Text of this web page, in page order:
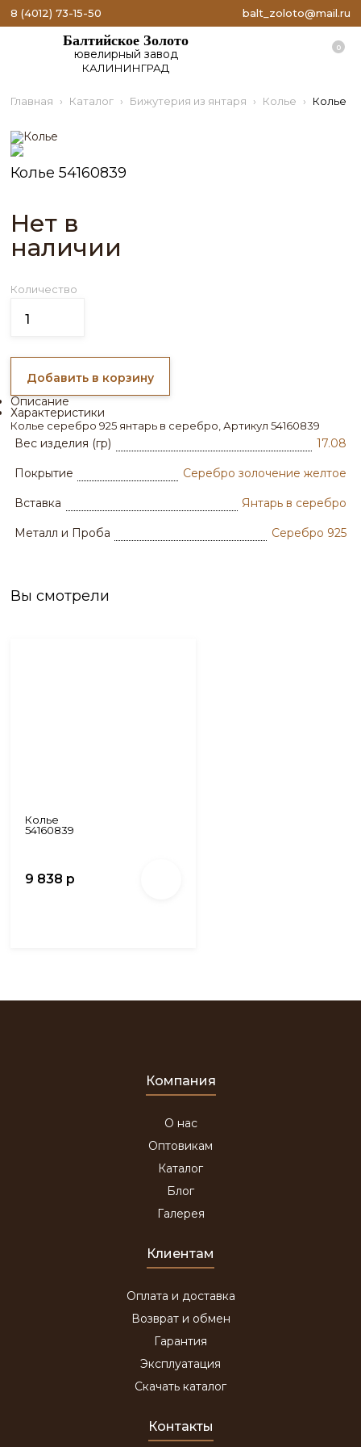
8 (4012) 73-15-50 balt_zoloto@mail.ru
0
Балтийское Золото
ювелирный завод
КАЛИНИНГРАД
Главная Каталог Бижутерия из янтаря Колье Колье
Колье 54160839
Нет в
наличии
Количество
Добавить в корзину
Описание
Характеристики
Колье серебро 925 янтарь в серебро, Артикул 54160839
Вес изделия (гр) 17.08
Покрытие Серебро золочение желтое
Вставка Янтарь в серебро
Металл и Проба Серебро 925
Вы смотрели
Колье
54160839
9 838 р
Компания
О нас
Оптовикам
Каталог
Блог
Галерея
Клиентам
Оплата и доставка
Возврат и обмен
Гарантия
Эксплуатация
Скачать каталог
Контакты